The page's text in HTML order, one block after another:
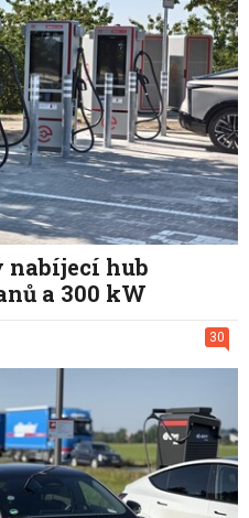
nabíjecí hub
a 300 kW
30